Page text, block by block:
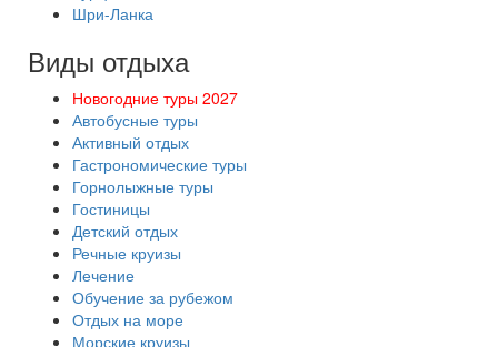
Шри-Ланка
Виды отдыха
Новогодние туры 2027
Автобусные туры
Активный отдых
Гастрономические туры
Горнолыжные туры
Гостиницы
Детский отдых
Речные круизы
Лечение
Обучение за рубежом
Отдых на море
Морские круизы